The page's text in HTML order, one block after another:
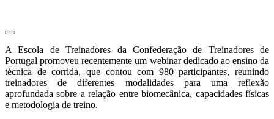
A Escola de Treinadores da Confederação de Treinadores de
Portugal promoveu recentemente um webinar dedicado ao ensino da
técnica de corrida, que contou com 980 participantes, reunindo
treinadores de diferentes modalidades para uma reflexão
aprofundada sobre a relação entre biomecânica, capacidades físicas
e metodologia de treino.